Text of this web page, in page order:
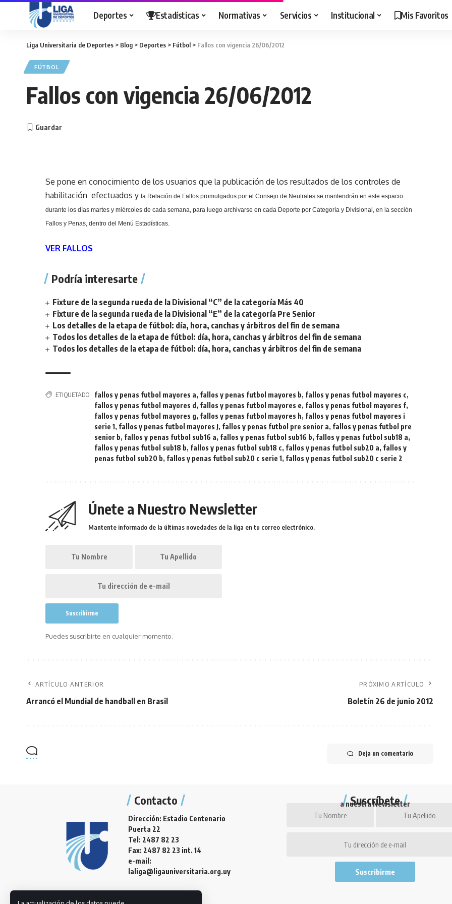
Deportes Estadísticas Normativas Servicios Institucional Mis Favoritos
Liga Universitaria de Deportes > Blog > Deportes > Fútbol > Fallos con vigencia 26/06/2012
FÚTBOL
Fallos con vigencia 26/06/2012
Se pone en conocimiento de los usuarios que la publicación de los resultados de los controles de
habilitación efectuados y la Relación de Fallos promulgados por el Consejo de Neutrales se mantendrán en este espacio
durante los días martes y miércoles de cada semana, para luego archivarse en cada Deporte por Categoría y Divisional, en la sección
Fallos y Penas, dentro del Menú Estadísticas.
VER FALLOS
Podría interesarte
Fixture de la segunda rueda de la Divisional “C” de la categoría Más 40
Fixture de la segunda rueda de la Divisional “E” de la categoría Pre Senior
Los detalles de la etapa de fútbol: día, hora, canchas y árbitros del fin de semana
Todos los detalles de la etapa de fútbol: día, hora, canchas y árbitros del fin de semana
Todos los detalles de la etapa de fútbol: día, hora, canchas y árbitros del fin de semana
ETIQUETADO fallos y penas futbol mayores a, fallos y penas futbol mayores b, fallos y penas futbol mayores c,
fallos y penas futbol mayores d , fallos y penas futbol mayores e, fallos y penas futbol mayores f,
fallos y penas futbol mayores g, fallos y penas futbol mayores h, fallos y penas futbol mayores i
serie 1, fallos y penas futbol mayores J, fallos y penas futbol pre senior a, fallos y penas futbol pre
senior b, fallos y penas futbol sub16 a, fallos y penas futbol sub16 b, fallos y penas futbol sub18 a,
fallos y penas futbol sub18 b, fallos y penas futbol sub18 c, fallos y penas futbol sub20 a, fallos y
penas futbol sub20 b, fallos y penas futbol sub20 c serie 1, fallos y penas futbol sub20 c serie 2
Únete a Nuestro Newsletter
Mantente informado de la últimas novedades de la liga en tu correo electrónico.
Puedes suscribirte en cualquier momento.
ARTÍCULO ANTERIOR
Arrancó el Mundial de handball en Brasil
PRÓXIMO ARTÍCULO
Boletín 26 de junio 2012
Deja un comentario
Contacto
Dirección: Estadio Centenario
Puerta 22
Tel: 2487 82 23
Fax: 2487 82 23 int. 14
e-mail:
laliga@ligauniversitaria.org.uy
Suscríbete
a nuestra Newsletter